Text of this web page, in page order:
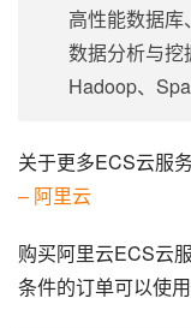
高性能数据
数据分析与挖
Hadoop、
关于更多ECS云服
– 阿里云
购买阿里云ECS云服
条件的订单可以使用